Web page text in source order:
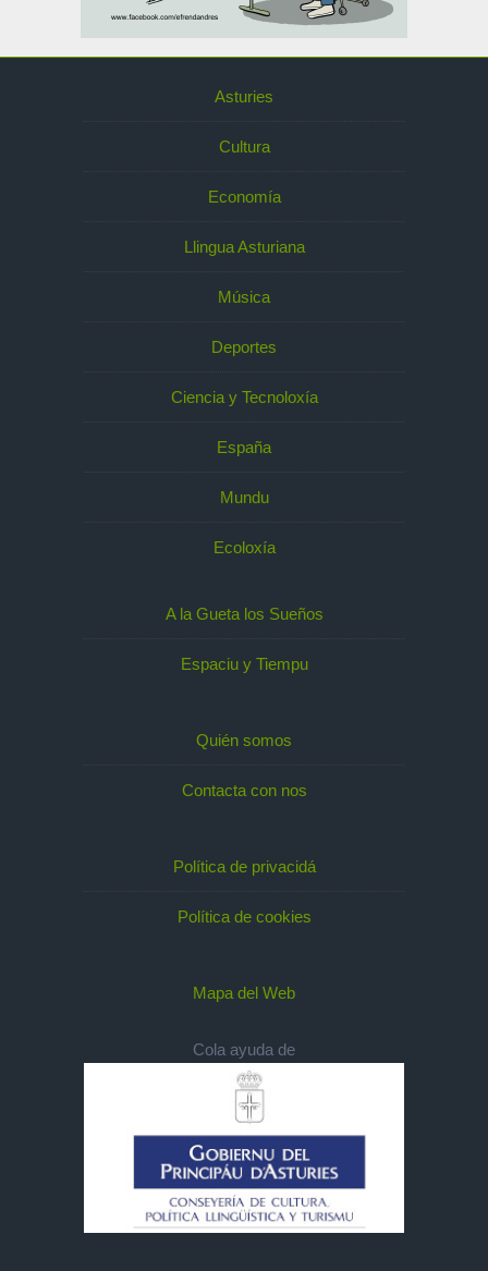
Asturies
Cultura
Economía
Llingua Asturiana
Música
Deportes
Ciencia y Tecnoloxía
España
Mundu
Ecoloxía
A la Gueta los Sueños
Espaciu y Tiempu
Quién somos
Contacta con nos
Política de privacidá
Política de cookies
Mapa del Web
Cola ayuda de